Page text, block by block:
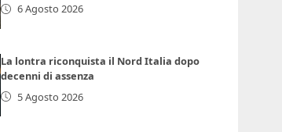
6 Agosto 2026
La lontra riconquista il Nord Italia dopo
decenni di assenza
5 Agosto 2026